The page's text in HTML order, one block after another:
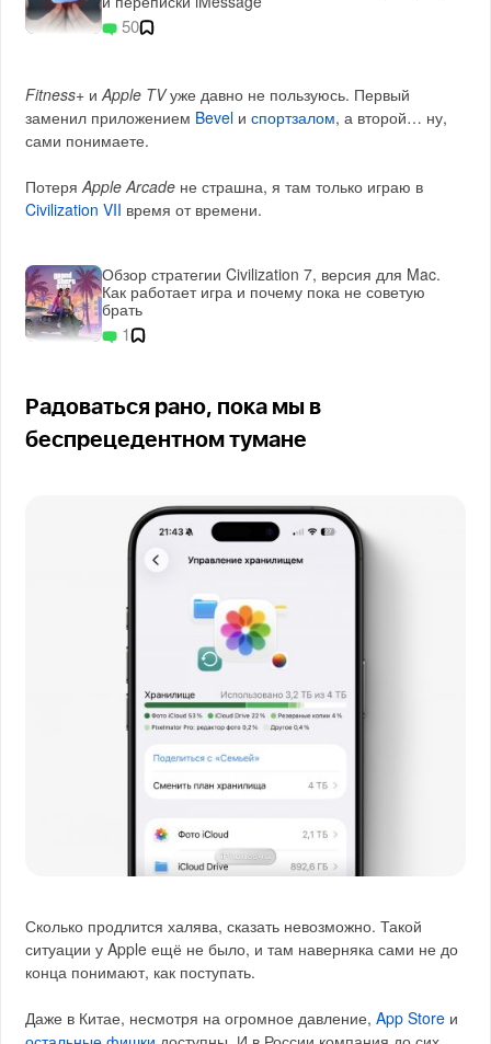
50
Fitness+ иApple TVуже давно не пользуюсь. Первый
заменил приложением Bevel испортзалом, а второй… ну,
сами понимаете.
ПотеряApple Arcade не страшна, я там только играю в
Civilization VII время от времени.
Обзор стратегии Civilization 7, версия для Mac.
Как работает игра и почему пока не советую
брать
1
Радоваться рано, пока мы в
беспрецедентном тумане
Сколько продлится халява, сказать невозможно. Такой
ситуации у Apple ещё не было, и там наверняка сами не до
конца понимают, как поступать.
Даже в Китае, несмотря на огромное давление,App Store и